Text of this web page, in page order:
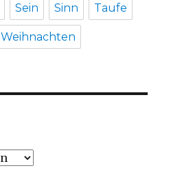
Sein Sinn Taufe
Weihnachten